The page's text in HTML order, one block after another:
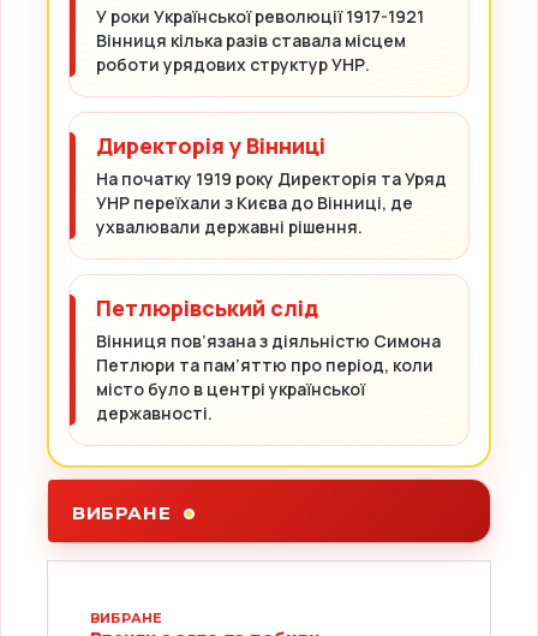
У роки Української революції 1917-1921
Вінниця кілька разів ставала місцем
роботи урядових структур УНР.
Директорія у Вінниці
На початку 1919 року Директорія та Уряд
УНР переїхали з Києва до Вінниці, де
ухвалювали державні рішення.
Петлюрівський слід
Вінниця пов’язана з діяльністю Симона
Петлюри та пам’яттю про період, коли
місто було в центрі української
державності.
ВИБРАНЕ
ВИБРАНЕ